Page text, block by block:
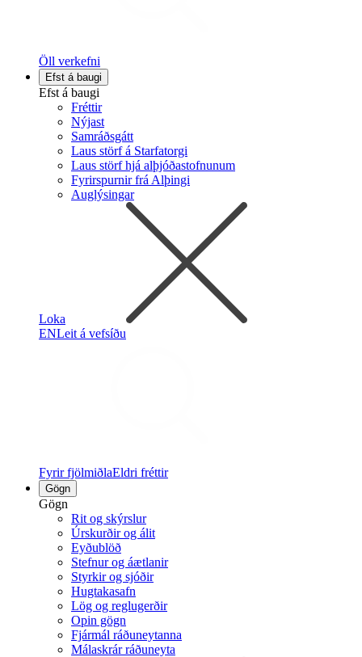
Öll verkefni
Efst á baugi
Efst á baugi
Fréttir
Nýjast
Samráðsgátt
Laus störf á Starfatorgi
Laus störf hjá alþjóðastofnunum
Fyrirspurnir frá Alþingi
Auglýsingar
Loka
ENLeit á vefsíðu
Fyrir fjölmiðlaEldri fréttir
Gögn
Gögn
Rit og skýrslur
Úrskurðir og álit
Eyðublöð
Stefnur og áætlanir
Styrkir og sjóðir
Hugtakasafn
Lög og reglugerðir
Opin gögn
Fjármál ráðuneytanna
Málaskrár ráðuneyta